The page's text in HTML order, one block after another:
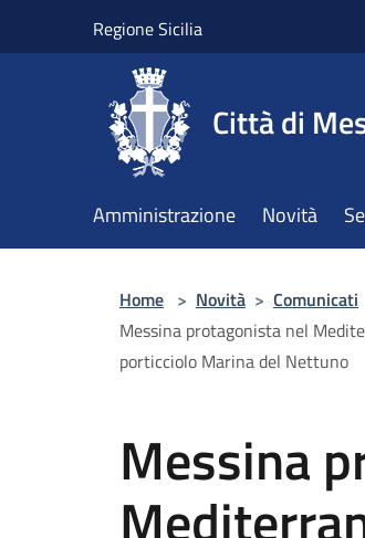
Regione Sicilia
Città di
Amministrazione Novità
Home > Novità > Comunicati
Messina protagonista nel
porticciolo Marina del Nettuno
Messina